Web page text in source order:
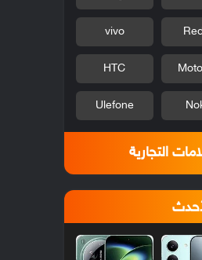
vivo
HTC
Ulefone
التجارية